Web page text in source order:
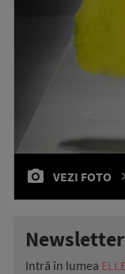
VEZI FOTO
Intră în lumea